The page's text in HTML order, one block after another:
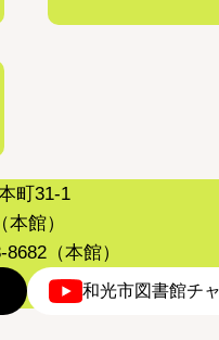
町31-1
館）
（本館）
和光市図書館チ